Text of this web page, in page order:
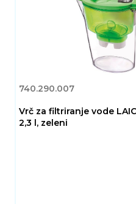
740.290.007
Vrč za filtriranje vode
2,3 l, zeleni